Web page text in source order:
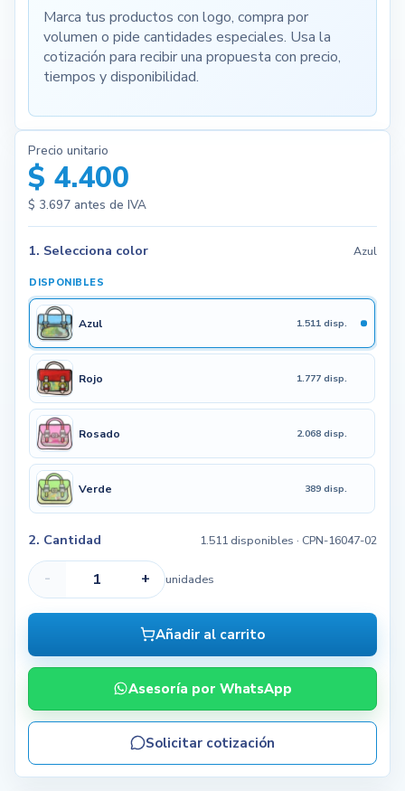
Marca tus productos con logo, compra por
volumen o pide cantidades especiales. Usa la
cotización para recibir una propuesta con precio,
tiempos y disponibilidad.
Precio unitario
$ 4.400
$ 3.697antes de IVA
1. Selecciona color Azul
DISPONIBLES
Azul 1.511 disp.
Rojo 1.777 disp.
Rosado 2.068 disp.
Verde 389 disp.
2. Cantidad 1.511 disponibles · CPN-16047-02
- + unidades
Añadir al carrito
Asesoría por WhatsApp
Solicitar cotización